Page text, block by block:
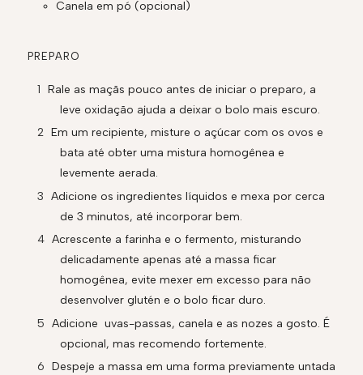
Canela em pó (opcional)
PREPARO
Rale as maçãs pouco antes de iniciar o preparo, a
leve oxidação ajuda a deixar o bolo mais escuro.
Em um recipiente, misture o açúcar com os ovos e
bata até obter uma mistura homogênea e
levemente aerada.
Adicione os ingredientes líquidos e mexa por cerca
de 3 minutos, até incorporar bem.
Acrescente a farinha e o fermento, misturando
delicadamente apenas até a massa ficar
homogênea, evite mexer em excesso para não
desenvolver glutén e o bolo ficar duro.
Adicione uvas-passas, canela e as nozes a gosto. É
opcional, mas recomendo fortemente.
Despeje a massa em uma forma previamente untada